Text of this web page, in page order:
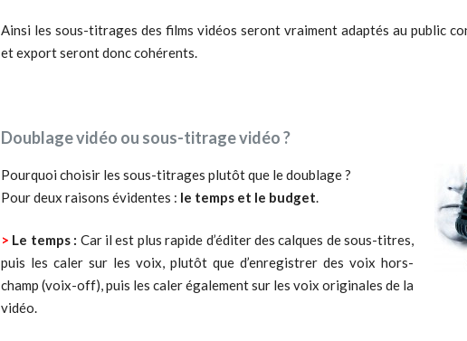
Ainsi les sous-titrages des films vidéos seront vraiment adaptés au public
et export seront donc cohérents.
Doublage vidéo ou sous-titrage vidéo ?
Pourquoi choisir les sous-titrages plutôt que le doublage ?
Pour deux raisons évidentes : le temps et le budget.
> Le temps : Car il est plus rapide d’éditer des calques de sous-titres,
puis les caler sur les voix, plutôt que d’enregistrer des voix hors-
champ (voix-off), puis les caler également sur les voix originales de la
vidéo.